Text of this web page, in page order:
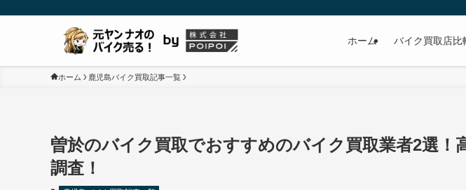
ホーム バイク買取店比
ホーム 鹿児島バイク買取記事一覧
曽於のバイク買取でおすすめのバイク買取業者2選！
調査！